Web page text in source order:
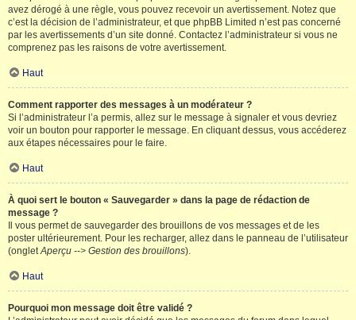
avez dérogé à une règle, vous pouvez recevoir un avertissement. Notez que
c’est la décision de l’administrateur, et que phpBB Limited n’est pas concerné
par les avertissements d’un site donné. Contactez l’administrateur si vous ne
comprenez pas les raisons de votre avertissement.
Haut
Comment rapporter des messages à un modérateur ?
Si l’administrateur l’a permis, allez sur le message à signaler et vous devriez
voir un bouton pour rapporter le message. En cliquant dessus, vous accéderez
aux étapes nécessaires pour le faire.
Haut
À quoi sert le bouton « Sauvegarder » dans la page de rédaction de
message ?
Il vous permet de sauvegarder des brouillons de vos messages et de les
poster ultérieurement. Pour les recharger, allez dans le panneau de l’utilisateur
(ongletAperçu --> Gestion des brouillons).
Haut
Pourquoi mon message doit être validé ?